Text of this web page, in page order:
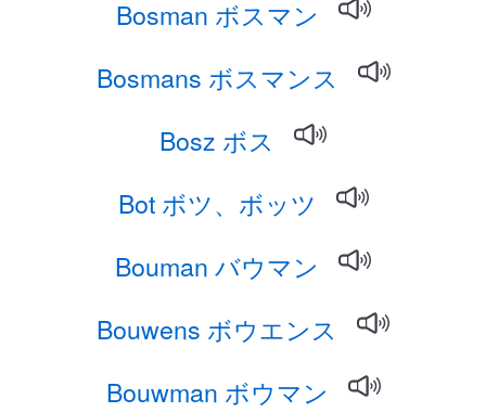
Bosman ボスマン
Bosmans ボスマンス
Bosz ボス
Bot ボツ、ボッツ
Bouman バウマン
Bouwens ボウエンス
Bouwman ボウマン